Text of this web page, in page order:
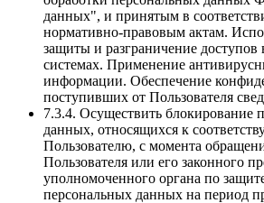
данных", и принятым в
нормативно-правовым актам.
защиты и разграничение
системах. Применение
информации. Обеспечение
поступивших от Пользователя
7.3.4. Осуществить блокирование
данных, относящихся к
Пользователю, с момента
Пользователя или его законного
уполномоченного органа по
персональных данных на период